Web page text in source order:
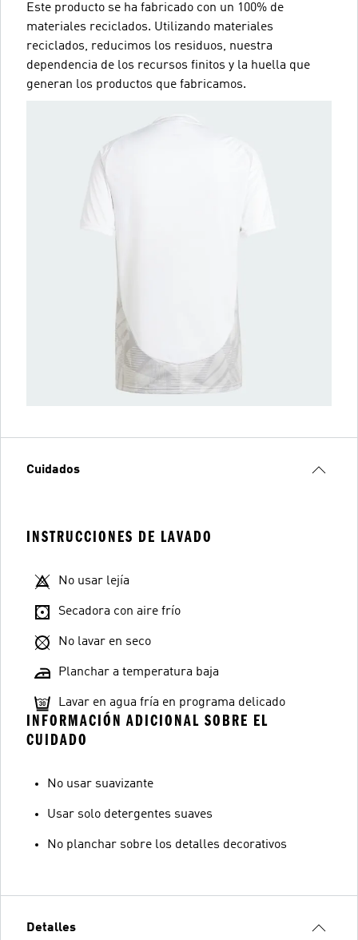
Este producto se ha fabricado con un 100% de
materiales reciclados. Utilizando materiales
reciclados, reducimos los residuos, nuestra
dependencia de los recursos finitos y la huella que
generan los productos que fabricamos.
Cuidados
INSTRUCCIONES DE LAVADO
No usar lejía
Secadora con aire frío
No lavar en seco
Planchar a temperatura baja
Lavar en agua fría en programa delicado
INFORMACIÓN ADICIONAL SOBRE EL
CUIDADO
No usar suavizante
Usar solo detergentes suaves
No planchar sobre los detalles decorativos
Detalles